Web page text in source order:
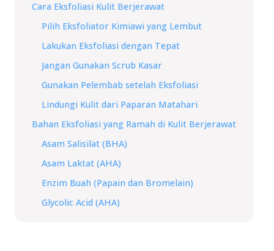
Cara Eksfoliasi Kulit Berjerawat
Pilih Eksfoliator Kimiawi yang Lembut
Lakukan Eksfoliasi dengan Tepat
Jangan Gunakan Scrub Kasar
Gunakan Pelembab setelah Eksfoliasi
Lindungi Kulit dari Paparan Matahari
Bahan Eksfoliasi yang Ramah di Kulit Berjerawat
Asam Salisilat (BHA)
Asam Laktat (AHA)
Enzim Buah (Papain dan Bromelain)
Glycolic Acid (AHA)